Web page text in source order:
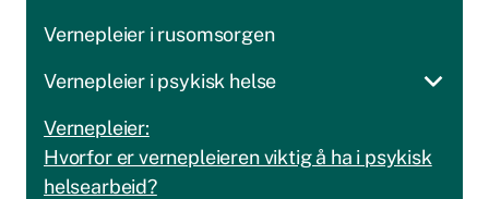
Vernepleier i rusomsorgen
Vernepleier i psykisk helse
Vernepleier:
Hvorfor er vernepleieren viktig å ha i psykisk
helsearbeid?